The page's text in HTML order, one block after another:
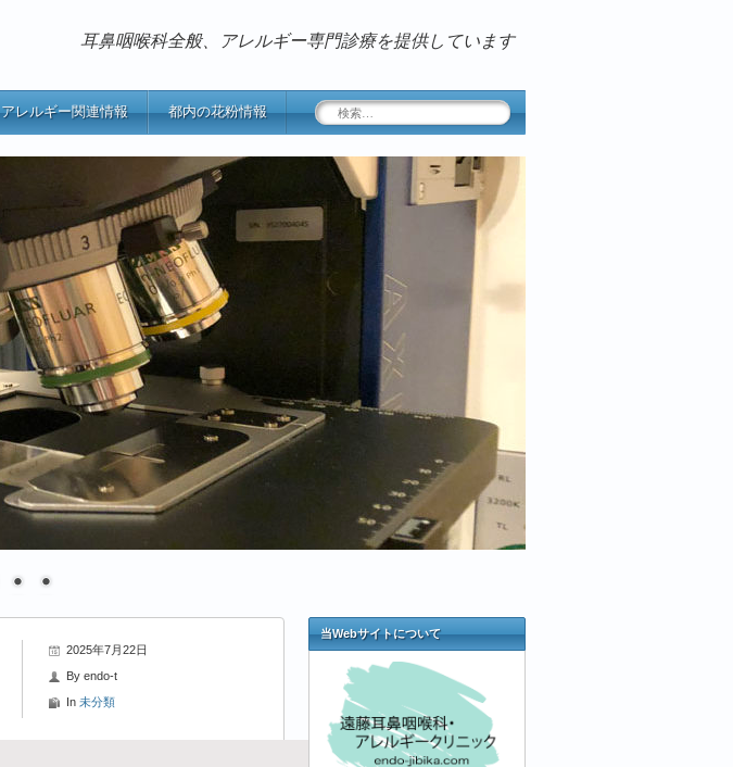
耳鼻咽喉科全般、アレルギー専門診療を提供しています
アレルギー関連情報 都内の花粉情報
検
索:
2025年7月22日
By endo-t
In 未分類
当Webサイトについて